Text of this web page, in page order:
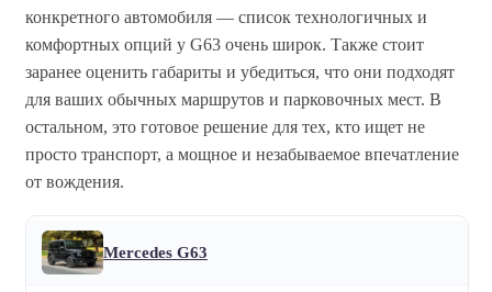
конкретного автомобиля — список технологичных и
комфортных опций у G63 очень широк. Также стоит
заранее оценить габариты и убедиться, что они подходят
для ваших обычных маршрутов и парковочных мест. В
остальном, это готовое решение для тех, кто ищет не
просто транспорт, а мощное и незабываемое впечатление
от вождения.
Mercedes G63